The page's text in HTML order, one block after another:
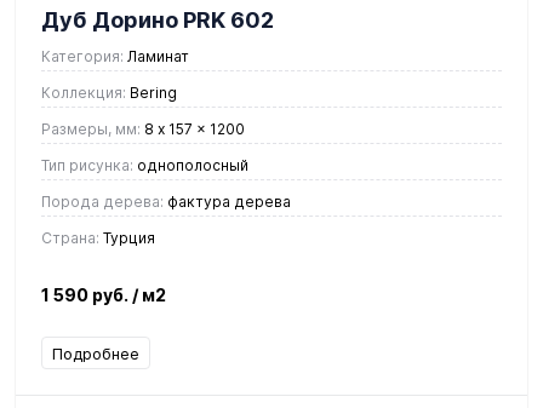
Дуб Дорино PRK 602
Категория: Ламинат
Коллекция: Bering
Размеры, мм: 8 x 157 x 1200
Тип рисунка: однополосный
Порода дерева: фактура дерева
Страна: Турция
1 590 руб. / м2
Подробнее